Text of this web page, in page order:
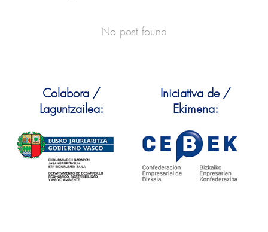
No post found
Colabora /
Laguntzailea:
Iniciativa de /
Ekimena: